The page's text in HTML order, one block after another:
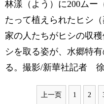
林漾（よう）に200ムー
たって植えられたヒシ
家の人たちがヒシの収
シを取る姿が、水郷特
る。撮影/新華社記者
上一页 1 2